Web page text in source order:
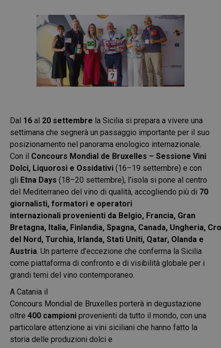
Dal 16 al 20 settembre la Sicilia si prepara a vivere una
settimana che segnerà un passaggio importante per il suo
posizionamento nel panorama enologico internazionale.
Con il Concours Mondial de Bruxelles – Sessione Vini
Dolci, Liquorosi e Ossidativi (16–19 settembre) e con
gli Etna Days (18–20 settembre), l’isola si pone al centro
del Mediterraneo del vino di qualità, accogliendo più di 70
giornalisti, formatori e operatori
internazionali provenienti da Belgio, Francia, Gran
Bretagna, Italia, Finlandia, Spagna, Canada, Ungheria,
del Nord, Turchia, Irlanda, Stati Uniti, Qatar, Olanda e
Austria. Un parterre d’eccezione che conferma la Sicilia
come piattaforma di confronto e di visibilità globale per i
grandi temi del vino contemporaneo.
A Catania il
Concours Mondial de Bruxelles porterà in degustazione
oltre 400 campioni provenienti da tutto il mondo, con una
particolare attenzione ai vini siciliani che hanno fatto la
storia delle produzioni dolci e